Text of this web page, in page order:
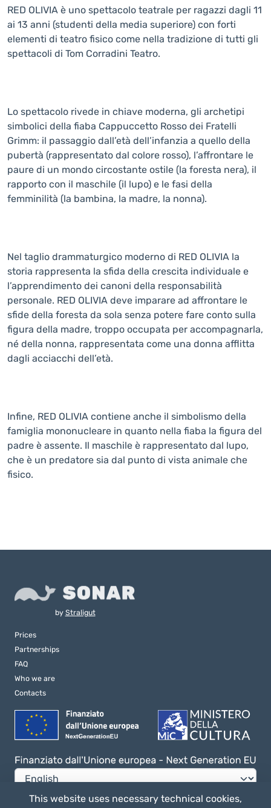
RED OLIVIA è uno spettacolo teatrale per ragazzi dagli 11
ai 13 anni (studenti della media superiore) con forti
elementi di teatro fisico come nella tradizione di tutti gli
spettacoli di Tom Corradini Teatro.
Lo spettacolo rivede in chiave moderna, gli archetipi
simbolici della fiaba Cappuccetto Rosso dei Fratelli
Grimm: il passaggio dall’età dell’infanzia a quello della
pubertà (rappresentato dal colore rosso), l’affrontare le
paure di un mondo circostante ostile (la foresta nera), il
rapporto con il maschile (il lupo) e le fasi della
femminilità (la bambina, la madre, la nonna).
Nel taglio drammaturgico moderno di RED OLIVIA la
storia rappresenta la sfida della crescita individuale e
l’apprendimento dei canoni della responsabilità
personale. RED OLIVIA deve imparare ad affrontare le
sfide della foresta da sola senza potere fare conto sulla
figura della madre, troppo occupata per accompagnarla,
né della nonna, rappresentata come una donna afflitta
dagli acciacchi dell’età.
Infine, RED OLIVIA contiene anche il simbolismo della
famiglia mononucleare in quanto nella fiaba la figura del
padre è assente. Il maschile è rappresentato dal lupo,
che è un predatore sia dal punto di vista animale che
fisico.
by Straligut
Prices
Partnerships
FAQ
Who we are
Contacts
This website uses necessary technical cookies,